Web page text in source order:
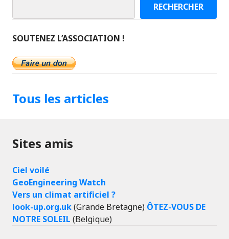
RECHERCHER
SOUTENEZ L’ASSOCIATION !
Tous les articles
Sites amis
Ciel voilé
GeoEngineering Watch
Vers un climat artificiel ?
look-up.org.uk(Grande Bretagne) ÔTEZ-VOUS DE
NOTRE SOLEIL (Belgique)